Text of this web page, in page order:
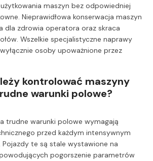
maszyn bez odpowiedniej
Nieprawidłowa konserwacja maszyn
dla zdrowia operatora oraz skraca
Wszelkie specjalistyczne naprawy
osoby upoważnione przez
kontrolować maszyny
warunki polowe?
trudne warunki polowe wymagają
przed każdym intensywnym
te są stale wystawione na
pogorszenie parametrów